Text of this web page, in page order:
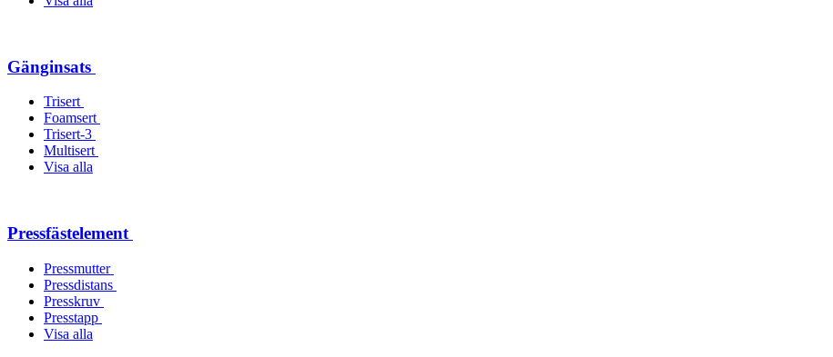
Gänginsats
Trisert
Foamsert
Trisert-3
Multisert
Visa alla
Pressfästelement
Pressmutter
Pressdistans
Presskruv
Presstapp
Visa alla